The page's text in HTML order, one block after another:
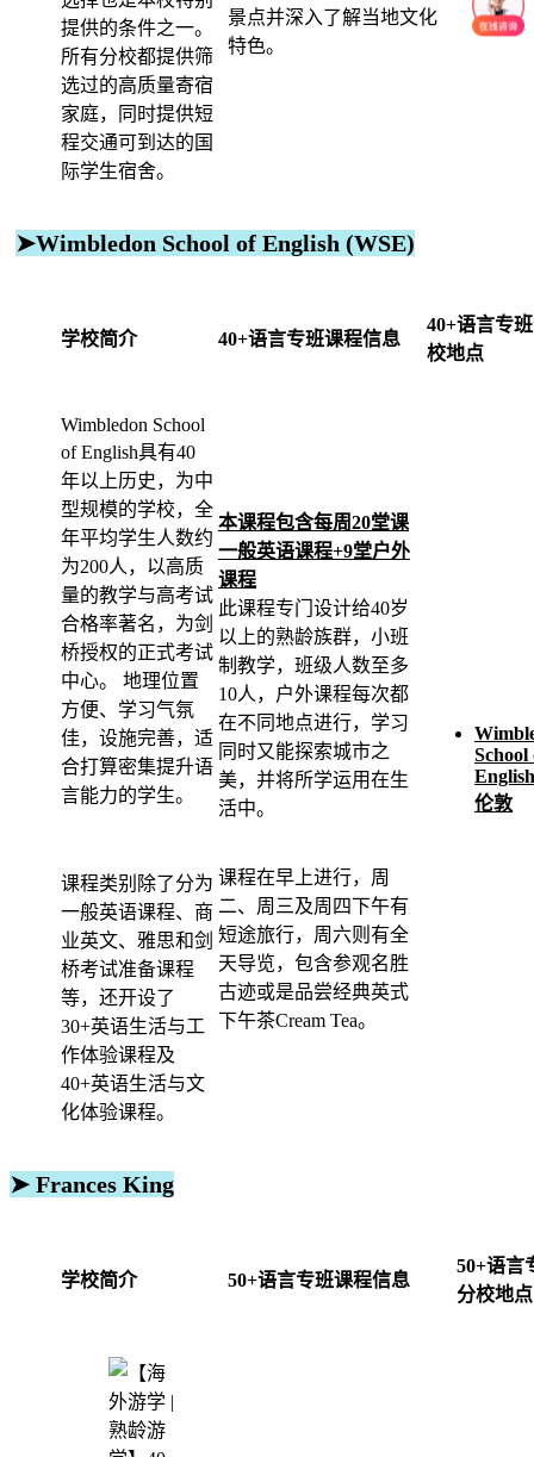
提供的条件之一。
所有分校都提供筛
选过的高质量寄宿
家庭，同时提供短
程交通可到达的国
际学生宿舍。
景点并深入了解当地文化
特色。
➤Wimbledon School of English (WSE)
学校简介 40+语言专班课程信息
40+语言专
校地点
Wimbledon School
of English具有40
年以上历史，为中
型规模的学校，全
年平均学生人数约
为200人，以高质
量的教学与高考试
合格率著名，为剑
桥授权的正式考试
中心。 地理位置
方便、学习气氛
佳，设施完善，适
合打算密集提升语
言能力的学生。
课程类别除了分为
一般英语课程、商
业英文、雅思和剑
桥考试准备课程
等，还开设了
30+英语生活与工
作体验课程及
40+英语生活与文
化体验课程。
本课程包含每周20堂课
一般英语课程+9堂户外
课程
此课程专门设计给40岁
以上的熟龄族群，小班
制教学，班级人数至多
10人，户外课程每次都
在不同地点进行，学习
同时又能探索城市之
美，并将所学运用在生
活中。
课程在早上进行，周
二、周三及周四下午有
短途旅行，周六则有全
天导览，包含参观名胜
古迹或是品尝经典英式
下午茶Cream Tea。
School
伦敦
➤ Frances King
学校简介 50+语言专班课程信息
50+语言
分校地点